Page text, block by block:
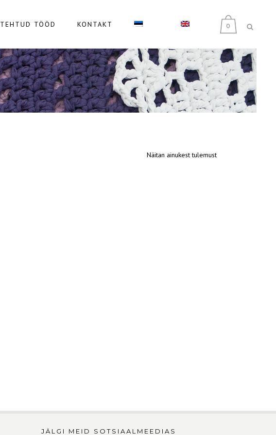
0
TEHTUD TÖÖD KONTAKT
Näitan ainukest tulemust
JÄLGI MEID SOTSIAALMEEDIAS